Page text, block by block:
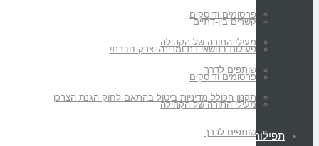
פרסומים ודיסקים
מעילי התורה של הקהילה
שותפים לדרך
תקנון הכולל מדיניות ביטול בהתאם לחוק הגנת הצרכן
תפילות
קשרים בין-דתיים
פעילות בנושאי דת ומדינה וצדק חברתי
פרסומים ודיסקים
מעילי התורה של הקהילה
שותפים לדרך